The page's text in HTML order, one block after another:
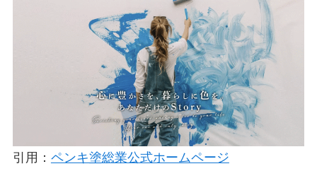
引用： ペンキ塗総業公式ホームページ